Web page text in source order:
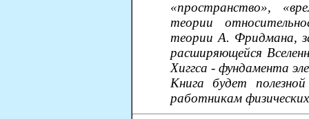
«пространство»,
теории
теории А. Фридмана,
расширяющейся
Хиггса - фундамента
Книга будет
работникам